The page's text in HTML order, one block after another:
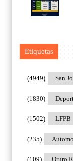
Etiquetas
San
(4949)
(1830)
LFPB
(1502)
(235)
Oruro
(109)